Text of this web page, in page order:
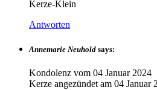
Kerze-Klein
Antworten
Annemarie Neuhold says:
Kondolenz vom 04 Januar 2024
Kerze angezündet am 04 Januar